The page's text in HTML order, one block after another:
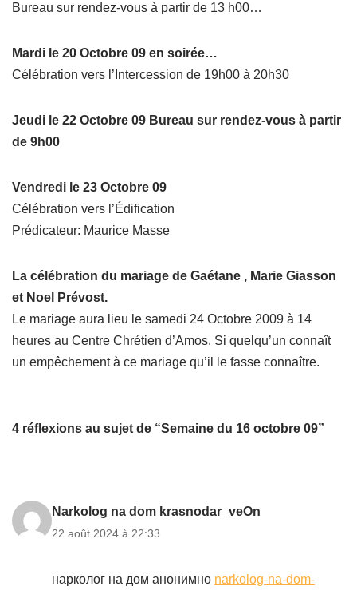
Bureau sur rendez-vous à partir de 13 h00…
Mardi le 20 Octobre 09 en soirée…
Célébration vers l’Intercession de 19h00 à 20h30
Jeudi le 22 Octobre 09 Bureau sur rendez-vous à partir
de 9h00
Vendredi le 23 Octobre 09
Célébration vers l’Édification
Prédicateur: Maurice Masse
La célébration du mariage de Gaétane , Marie Giasson
et Noel Prévost.
Le mariage aura lieu le samedi 24 Octobre 2009 à 14
heures au Centre Chrétien d’Amos. Si quelqu’un connaît
un empêchement à ce mariage qu’il le fasse connaître.
4 réflexions au sujet de “Semaine du 16 octobre 09”
Narkolog na dom krasnodar_veOn
22 août 2024 à 22:33
нарколог на дом анонимно narkolog-na-dom-